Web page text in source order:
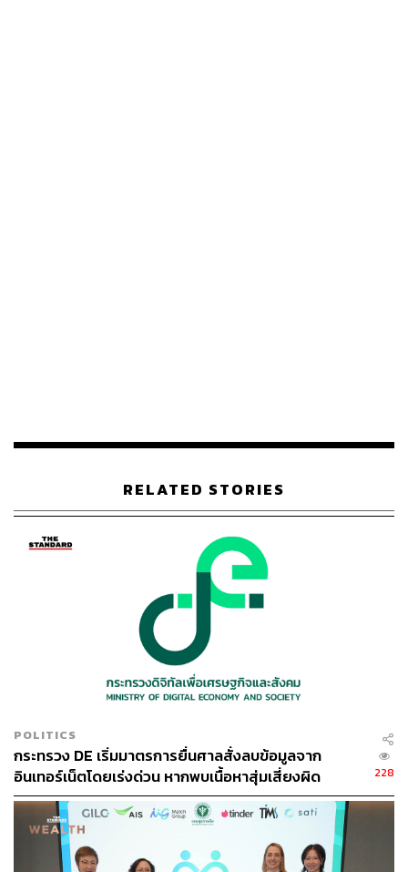
ให้ไว้ในการจัดการกับความยากลำบากของชีวิต เรื่องเล่าทาง
ศาสนามักเสนอการตีความความท้าทายในชีวิตและแนะนำ
วิธีจัดการกับสิ่งเหล่านี้ ดังนั้นจึงให้ความรู้สึกถึงจุดมุ่งหมาย
และความหวัง ความรู้สึกเหล่านี้สามารถช่วยให้แต่ละคน
รับมือกับความเครียดและความทุกข์ยากได้ดีขึ้น ซึ่งอาจส่งผล
ดังที่กล่าวไว้ ศาสนาไม่ควรถูกมองว่าเป็นสิ่งทดแทนการ
รักษาพยาบาล เพียงเพราะมีความสัมพันธ์ระหว่างศาสนากับ
ประโยชน์ต่อสุขภาพบางอย่างไม่ได้หมายความว่ากิจกรรม
ทางศาสนาควรแทนที่การบำบัดทางการแพทย์หรือทาง
จิตวิทยา ในทางกลับกัน ศาสนาสามารถใช้เป็นแนวทางเสริม
สำหรับการรักษาสุขภาพอื่นๆ ซึ่งเอื้อต่อความเป็นอยู่ที่ดีโดย
รวม
เพราะประสบการณ์เกี่ยวกับศาสนาของทุกคนนั้นไม่เหมือน
กัน และสิ่งที่อาจให้ความสะดวกสบายและประโยชน์ต่อ
สุขภาพแก่คนคนหนึ่งอาจไม่ได้ผลสำหรับอีกคนหนึ่ง
RELATED STORIES
POLITICS
กระทรวง DE เริ่มมาตรการยื่นศาลสั่งลบข้อมูลจาก
อินเทอร์เน็ตโดยเร่งด่วน หากพบเนื้อหาสุ่มเสี่ยงผิด
กฎหมาย
228